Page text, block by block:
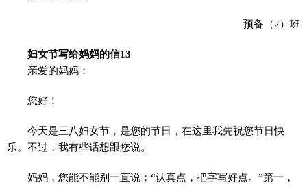
预备（2）班
妇女节写给妈妈的信13
亲爱的妈妈：
您好！
今天是三八妇女节，是您的节日，在这里我先祝您节日快
乐。不过，我有些话想跟您说。
妈妈，您能不能别一直说：“认真点，把字写好点。”第一，